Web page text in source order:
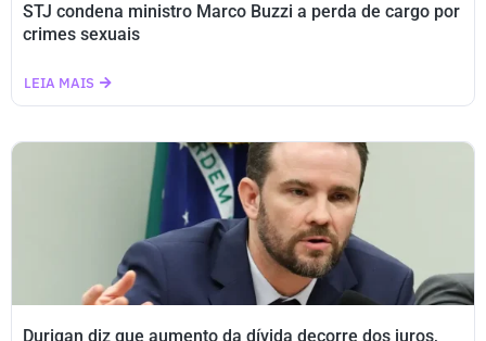
STJ condena ministro Marco Buzzi a perda de cargo por
crimes sexuais
LEIA MAIS
Durigan diz que aumento da dívida decorre dos juros,